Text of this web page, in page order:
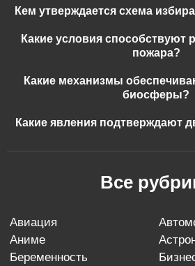
Кем утверждается схема
Какие условия способствуют
пожара?
Какие механизмы
биосферы?
Какие явления подтверждают
Все
авиация
аниме
беременность